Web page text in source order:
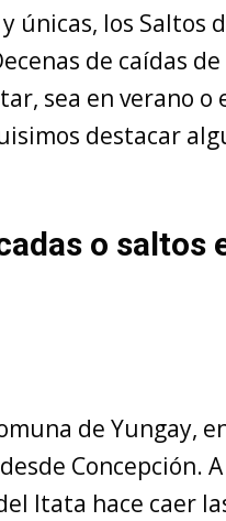
únicas, los Saltos
de caídas de
sea en verano o
destacar
o saltos
de Yungay,
Concepción.
Itata hace caer